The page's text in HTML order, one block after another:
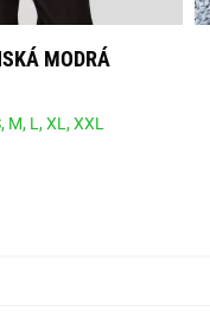
MODRÁ
M, L,XL,XXL